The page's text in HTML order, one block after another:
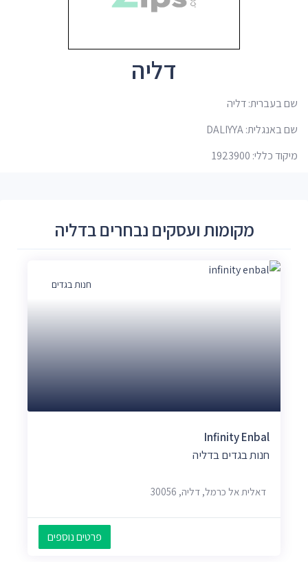
דליה
שם בעברית: דליה
שם באנגלית: DALIYYA
מיקוד כללי: 1923900
מקומות ועסקים נבחרים בדליה
חנות בגדים
Infinity Enbal
חנות בגדים בדליה
דאלית אל כרמל, דליה, 30056
פרטים נוספים